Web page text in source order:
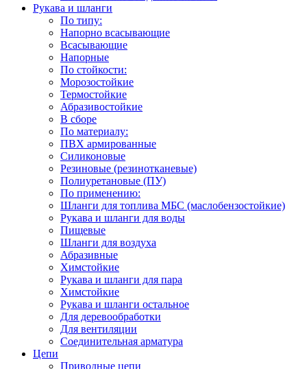
Рукава и шланги
По типу:
Напорно всасывающие
Всасывающие
Напорные
По стойкости:
Морозостойкие
Термостойкие
Абразивостойкие
В сборе
По материалу:
ПВХ армированные
Силиконовые
Резиновые (резинотканевые)
Полиуретановые (ПУ)
По применению:
Шланги для топлива МБС (маслобензостойкие)
Рукава и шланги для воды
Пищевые
Шланги для воздуха
Абразивные
Химстойкие
Рукава и шланги для пара
Химстойкие
Рукава и шланги остальное
Для деревообработки
Для вентиляции
Соединительная арматура
Цепи
Приводные цепи